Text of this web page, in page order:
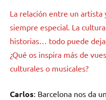
La relación entre un artista
siempre especial. La
historias… todo puede
¿Qué os inspira más de
culturales o musicales?
Carlos: Barcelona nos da